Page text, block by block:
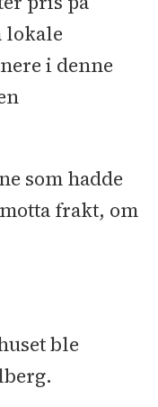
lokale
i denne
som hadde
frakt, om
ble